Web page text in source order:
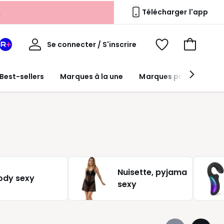
Télécharger l'app
Best-sellers Marques à la une Marques premium
Mon
Redoute
Se connecter / S'inscrire
Mon
Voir
Voir
panier
sexy
Nuisette, pyjama
sexy